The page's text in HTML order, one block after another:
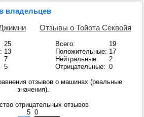
владельцев
25
13
7
5
Отзывы о Тойота Секвойя
Всего:
19
Положительные: 17
Нейтральные:
2
Отрицательные: 0
отзывов о машинах (реальные
значения).
отрицательных отзывов
5 0